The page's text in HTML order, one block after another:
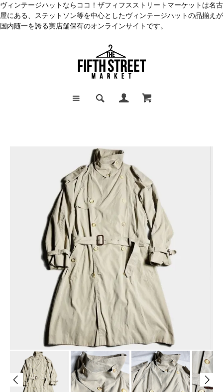
ヴィンテージハットならココ！ザフィフスストリートマーケットは名古
屋にある、ステットソン等を中心としたヴィンテージハットの品揃えが
国内随一を誇る実店舗保有のオンラインサイトです。